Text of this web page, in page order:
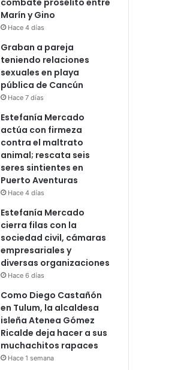
combate prosélito entre
Marín y Gino
Hace 4 días
Graban a pareja
teniendo relaciones
sexuales en playa
pública de Cancún
Hace 7 días
Estefanía Mercado
actúa con firmeza
contra el maltrato
animal; rescata seis
seres sintientes en
Puerto Aventuras
Hace 4 días
Estefanía Mercado
cierra filas con la
sociedad civil, cámaras
empresariales y
diversas organizaciones
Hace 6 días
Como Diego Castañón
en Tulum, la alcaldesa
isleña Atenea Gómez
Ricalde deja hacer a sus
muchachitos rapaces
Hace 1 semana